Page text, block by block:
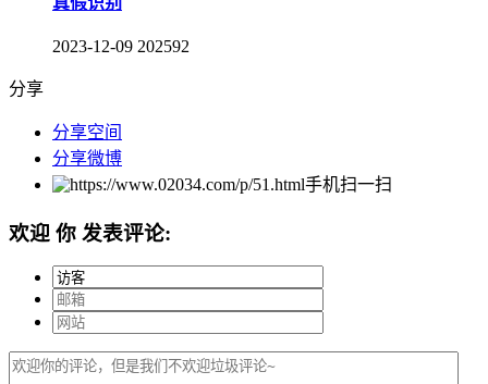
2023-12-09 202592
分享
分享空间
分享微博
手机扫一扫
欢迎 你 发表评论: